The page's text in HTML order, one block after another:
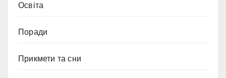
Освіта
Поради
Прикмети та сни